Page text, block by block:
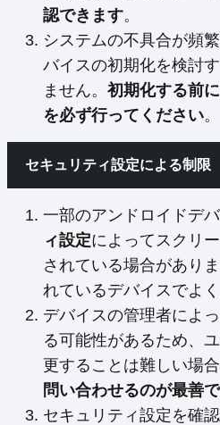
認できます。
システムの不具合が頻
バイスの初期化を検討
ません。 初期化する前
を必ず行ってください。
セキュリティ設定による制限
一部のアンドロイドデバ
ィ設定によってスクリ
されている場合があり
れているデバイスでよく
デバイスの管理者によ
る可能性があるため、
更することは難しい場合
問い合わせるのが最善
セキュリティ設定を確